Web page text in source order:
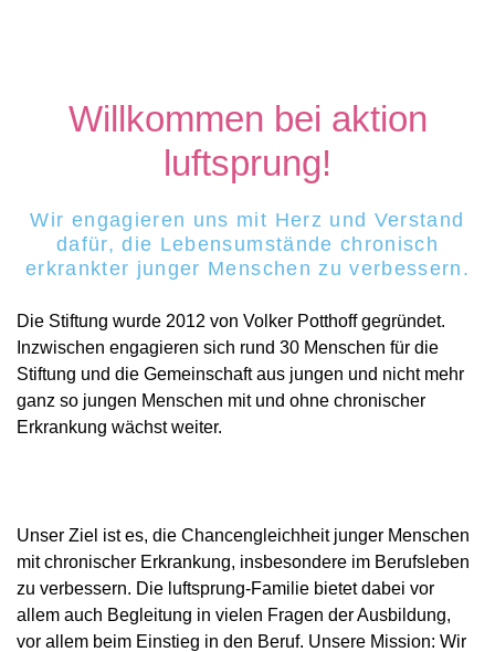
Willkommen bei aktion
luftsprung!
Wir engagieren uns mit Herz und Verstand
dafür, die Lebensumstände chronisch
erkrankter junger Menschen zu verbessern.
Die Stiftung wurde 2012 von Volker Potthoff gegründet.
Inzwischen engagieren sich rund 30 Menschen für die
Stiftung und die Gemeinschaft aus jungen und nicht mehr
ganz so jungen Menschen mit und ohne chronischer
Erkrankung wächst weiter.
Unser Ziel ist es, die Chancengleichheit junger Menschen
mit chronischer Erkrankung, insbesondere im Berufsleben
zu verbessern. Die luftsprung-Familie bietet dabei vor
allem auch Begleitung in vielen Fragen der Ausbildung,
vor allem beim Einstieg in den Beruf. Unsere Mission: Wir